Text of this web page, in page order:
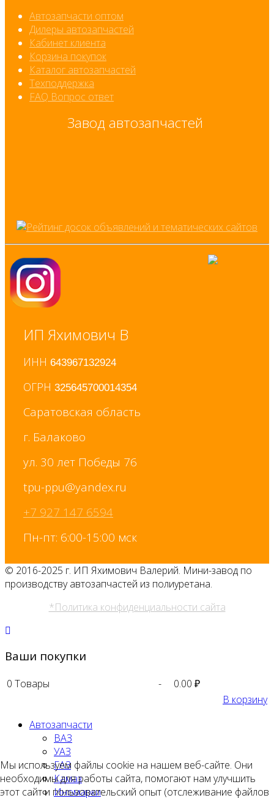
Автозапчасти оптом
Дилеры автозапчастей
Кабинет клиента
Корзина покупок
Каталог автозапчастей
Техподдержка
FAQ Вопрос ответ
Завод автозапчастей
ИП Яхимович В
ИНН 643967132924
ОГРН 325645700014354
Саратовская область
г. Балаково
ул. 30 лет Победы 76
+7 927 147 6594
Пн-пт: 6:00-15:00 мск
© 2016-2025 г. ИП Яхимович Валерий. Мини-завод по
производству автозапчастей из полиуретана.
*Политика конфиденциальности сайта
Ваши покупки
0 Товары -
0.00 ₽
В корзину
Автозапчасти
ВАЗ
УАЗ
ГАЗ
Камаз
Иномарки
Мы используем файлы cookie на нашем веб-сайте. Они
необходимы для работы сайта, помогают нам улучшить
этот сайт и пользовательский опыт (отслеживание файлов